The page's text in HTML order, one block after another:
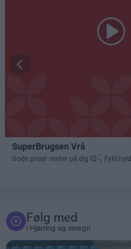
Følg med
i Hjørring og omegn